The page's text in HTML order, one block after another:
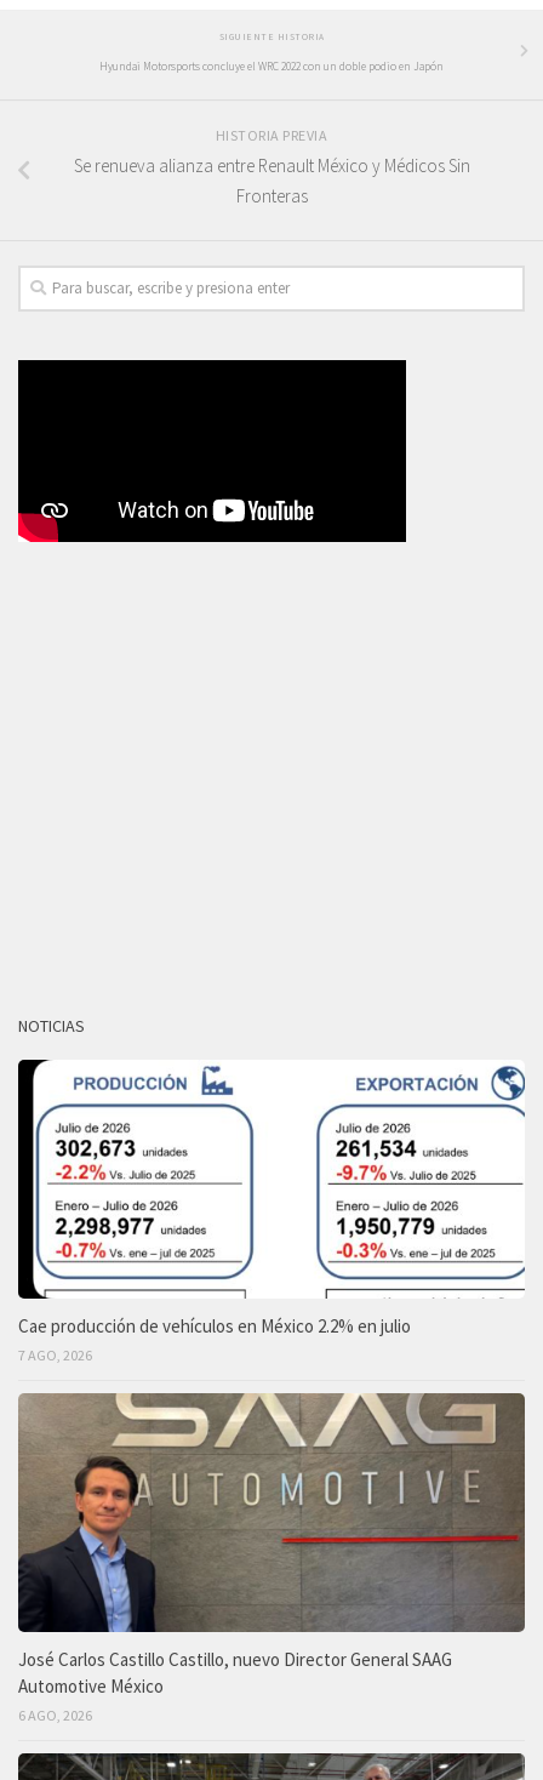
SIGUIENTE HISTORIA
Hyundai Motorsports concluye el WRC 2022 con un doble podio en Japón
HISTORIA PREVIA
Se renueva alianza entre Renault México y Médicos Sin
Fronteras
NOTICIAS
Cae producción de vehículos en México 2.2% en julio
7 AGO, 2026
José Carlos Castillo Castillo, nuevo Director General SAAG
Automotive México
6 AGO, 2026